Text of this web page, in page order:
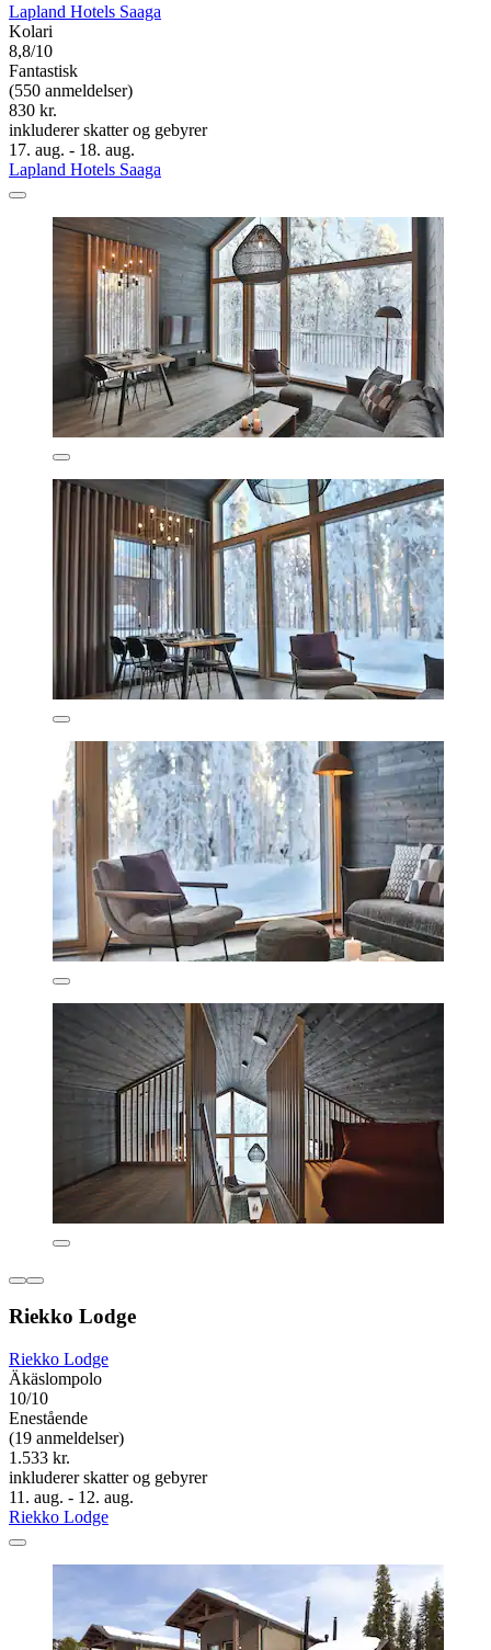
Lapland Hotels Saaga
Kolari
8,8/10
Fantastisk
(550 anmeldelser)
830 kr.
inkluderer skatter og gebyrer
17. aug. - 18. aug.
Lapland Hotels Saaga
Riekko Lodge
Riekko Lodge
Äkäslompolo
10/10
Enestående
(19 anmeldelser)
1.533 kr.
inkluderer skatter og gebyrer
11. aug. - 12. aug.
Riekko Lodge